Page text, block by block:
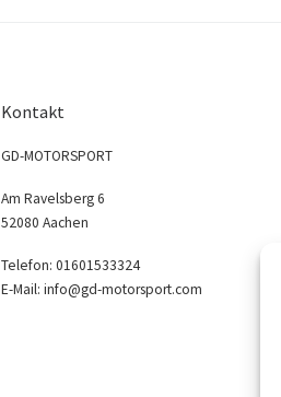
Kontakt
GD-MOTORSPORT
Am Ravelsberg 6
52080 Aachen
Telefon: 01601533324
E-Mail: info@gd-motorsport.com